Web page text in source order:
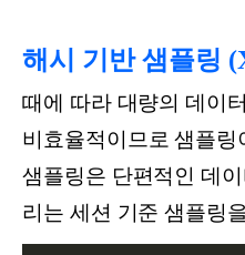
해시 기반 샘플링
때에 따라 대량의 데이
비효율적이므로 샘플링
샘플링은 단편적인 데
리는 세션 기준 샘플링